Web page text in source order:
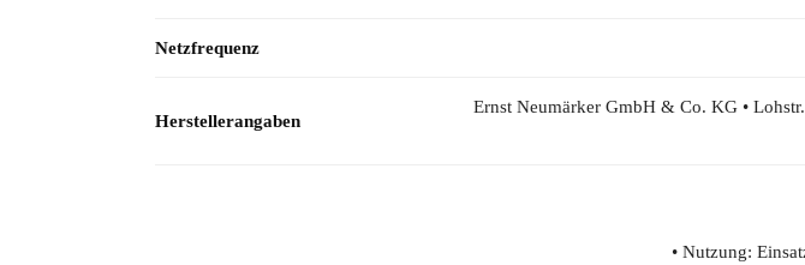
Netzfrequenz
Herstellerangaben
Ernst Neumärker GmbH & Co. KG •
• Nutzung: